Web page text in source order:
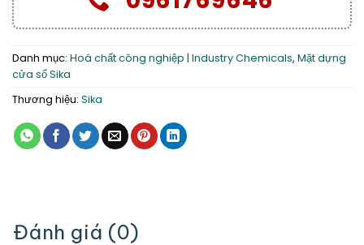
Danh mục: Hoá chất công nghiệp | Industry Chemicals, Mặt dựng
cửa sổ Sika
Thương hiệu: Sika
Đánh giá (0)